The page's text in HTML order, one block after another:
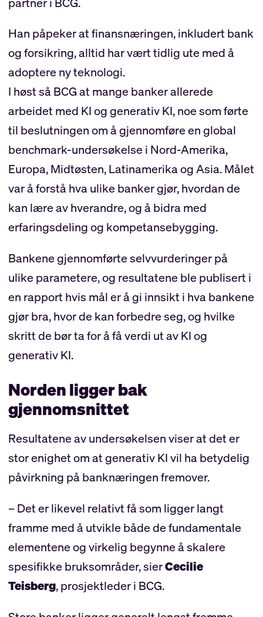
Han påpeker at finansnæringen, inkludert bank
og forsikring, alltid har vært tidlig ute med å
adoptere ny teknologi.
I høst så BCG at mange banker allerede
arbeidet med KI og generativ KI, noe som førte
til beslutningen om å gjennomføre en global
benchmark-undersøkelse i Nord-Amerika,
Europa, Midtøsten, Latinamerika og Asia. Målet
var å forstå hva ulike banker gjør, hvordan de
kan lære av hverandre, og å bidra med
erfaringsdeling og kompetansebygging.
Bankene gjennomførte selvvurderinger på
ulike parametere, og resultatene ble publisert i
en rapport hvis mål er å gi innsikt i hva bankene
gjør bra, hvor de kan forbedre seg, og hvilke
skritt de bør ta for å få verdi ut av KI og
generativ KI.
Norden ligger bak
gjennomsnittet
Resultatene av undersøkelsen viser at det er
stor enighet om at generativ KI vil ha betydelig
påvirkning på banknæringen fremover.
– Det er likevel relativt få som ligger langt
framme med å utvikle både de fundamentale
elementene og virkelig begynne å skalere
spesifikke bruksområder, sierCecilie
Teisberg, prosjektleder i BCG.